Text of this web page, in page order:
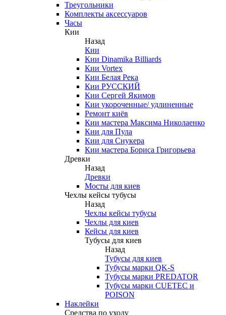
Треугольники
Комплекты аксессуаров
Часы
Кии
Назад
Кии
Кии Dinamika Billiards
Кии Vortex
Кии Белая Река
Кии РУССКИЙ
Кии Сергей Якимов
Кии укороченные/ удлиненные
Ремонт киёв
Кии мастера Максима Николаенко
Кии для Пула
Кии для Снукера
Кии мастера Бориса Григорьева
Древки
Назад
Древки
Мосты для киев
Чехлы кейсы тубусы
Назад
Чехлы кейсы тубусы
Чехлы для киев
Кейсы для киев
Тубусы для киев
Назад
Тубусы для киев
Тубусы марки QK-S
Тубусы марки PREDATOR
Тубусы марки CUETEC и
POISON
Наклейки
Средства по уходу